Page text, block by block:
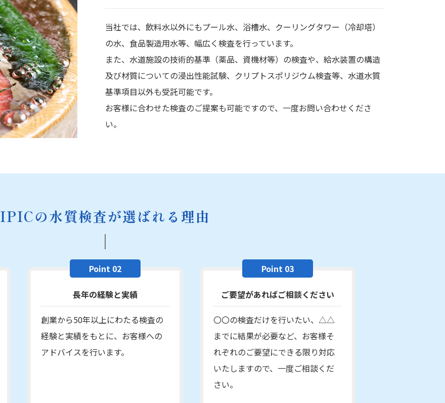
当社では、飲料水以外にもプール水、浴槽水、クーリングタワー（冷却塔）
の水、食品製造用水等、幅広く検査を行っています。
また、水道施設の技術的基準（薬品、資機材等）の検査や、給水装置の構造
及び材質についての浸出性能試験、クリプトスポリジウム検査等、水道水質
基準項目以外も受託可能です。
お客様に合わせた検査のご提案も可能ですので、一度お問い合わせくださ
い。
IPICの水質検査が選ばれる理由
Point 02
長年の経験と実績
創業から50年以上にわたる検査の
経験と実績をもとに、お客様への
アドバイスを行います。
Point 03
ご要望があればご相談ください
〇〇の検査だけを行いたい、△△
までに結果が必要など、お客様そ
れぞれのご要望にできる限り対応
いたしますので、一度ご相談くだ
さい。